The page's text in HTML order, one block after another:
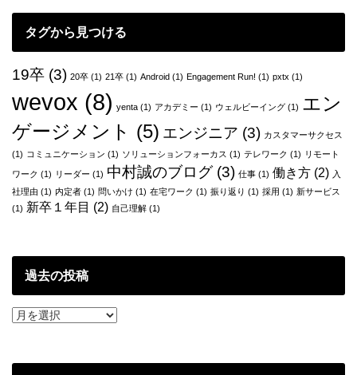
ゲ
ー
シ
ョ
ン
タグから見つける
19卒 (3) 20卒 (1) 21卒 (1) Android (1) Engagement Run! (1) pxtx (1)
wevox (8) yenta (1) アカデミー (1) ウェルビーイング (1) エン
ゲージメント (5) エンジニア (3) カスタマーサクセス
(1) コミュニケーション (1) ソリューションフォーカス (1) テレワーク (1) リモート
ワーク (1) リーダー (1) 中村誠のブログ(3) 仕事 (1) 働き方 (2) 入
社理由 (1) 内定者 (1) 問いかけ (1) 在宅ワーク (1) 振り返り (1) 採用 (1) 新サービス
(1) 新卒１年目 (2) 自己理解 (1)
過去の投稿
過
投